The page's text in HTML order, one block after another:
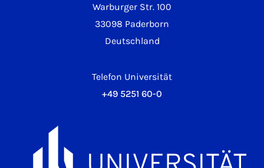
Warburger Str. 100
33098 Paderborn
Deutschland
Telefon Universität
+49 5251 60-0